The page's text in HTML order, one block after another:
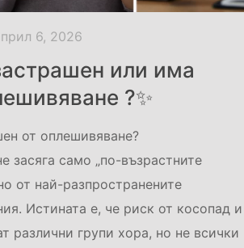
6, 2026
или има
?✨
от оплешивяване?
засяга само „по-възрастните
от най-разпространените
Истината е, че риск от косопад и
различни групи хора, но не всички